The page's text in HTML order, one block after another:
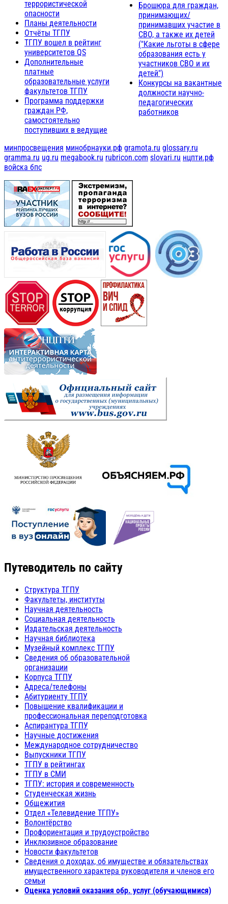
террористической
опасности
Планы деятельности
Отчёты ТГПУ
ТГПУ вошел в рейтинг
университетов QS
Дополнительные
платные
образовательные услуги
факультетов ТГПУ
Программа поддержки
граждан РФ,
самостоятельно
поступивших в ведущие
Брошюра для граждан,
принимающих/
принимавших участие в
СВО, а также их детей
("Какие льготы в сфере
образования есть у
участников СВО и их
детей")
Конкурсы на вакантные
должности научно-
педагогических
работников
минпросвещения минобрнауки.рф gramota.ru glossary.ru
gramma.ru ug.ru megabook.ru rubricon.com slovari.ru нцпти.рф
войска бпс
Путеводитель по сайту
Структура ТГПУ
Факультеты, институты
Научная деятельность
Социальная деятельность
Издательская деятельность
Научная библиотека
Музейный комплекс ТГПУ
Сведения об образовательной
организации
Корпуса ТГПУ
Адреса/телефоны
Абитуриенту ТГПУ
Повышение квалификации и
профессиональная переподготовка
Аспирантура ТГПУ
Научные достижения
Международное сотрудничество
Выпускники ТГПУ
ТГПУ в рейтингах
ТГПУ в СМИ
ТГПУ: история и современность
Студенческая жизнь
Общежития
Отдел «Телевидение ТГПУ»
Волонтёрство
Профориентация и трудоустройство
Инклюзивное образование
Новости факультетов
Сведения о доходах, об имуществе и обязательствах
имущественного характера руководителя и членов его
семьи
Оценка условий оказания обр. услуг (обучающимися)